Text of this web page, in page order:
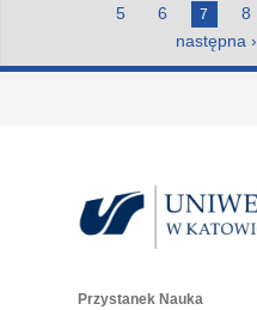
5
6 7 8
następna ›
Przystanek Nauka